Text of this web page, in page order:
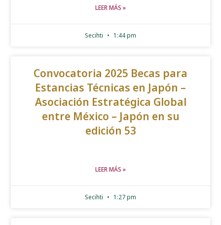
LEER MÁS »
Secihti 1:44 pm
Convocatoria 2025 Becas para
Estancias Técnicas en Japón –
Asociación Estratégica Global
entre México – Japón en su
edición 53
LEER MÁS »
Secihti 1:27 pm